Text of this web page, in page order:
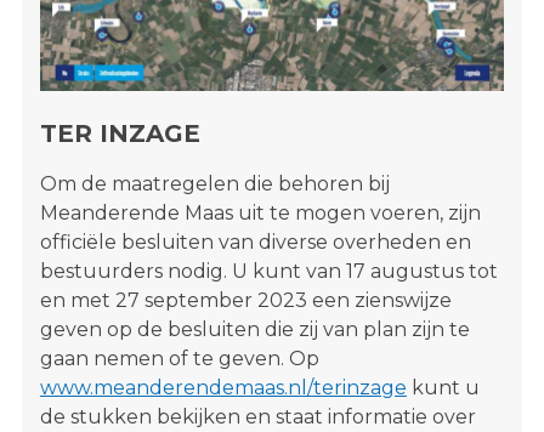
TER INZAGE
Om de maatregelen die behoren bij
Meanderende Maas uit te mogen voeren, zijn
officiële besluiten van diverse overheden en
bestuurders nodig. U kunt van 17 augustus tot
en met 27 september 2023 een zienswijze
geven op de besluiten die zij van plan zijn te
gaan nemen of te geven. Op
www.meanderendemaas.nl/terinzage kunt u
de stukken bekijken en staat informatie over